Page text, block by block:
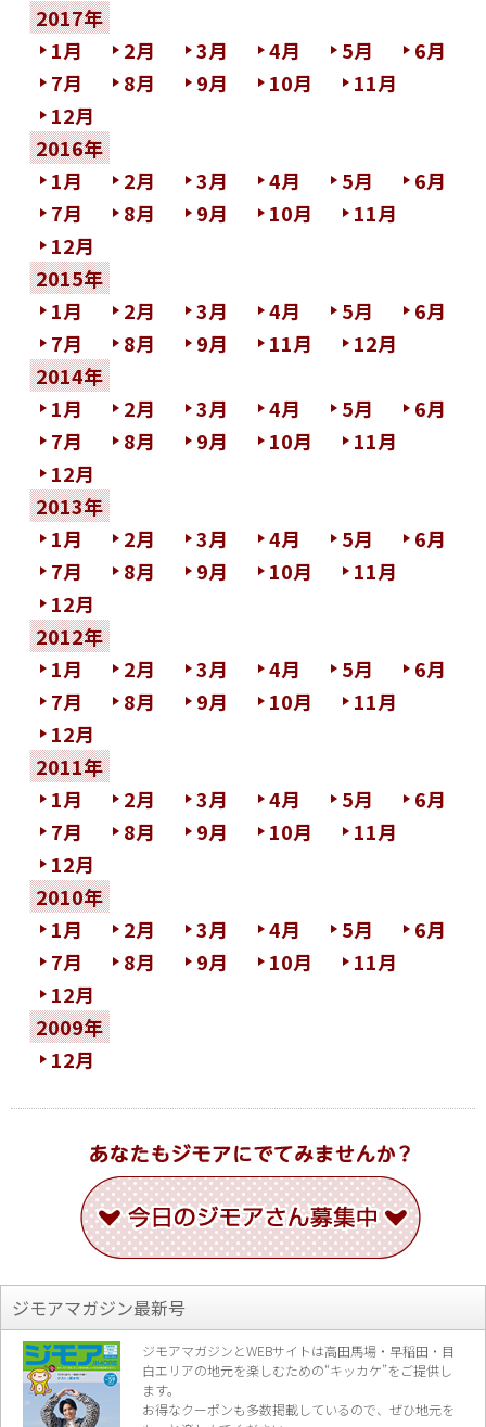
2017年
1月
2月 3月 4月 5月
6月
7月
8月 9月 10月
11月
12月
2016年
1月
2月 3月 4月 5月
6月
7月
8月 9月 10月
11月
12月
2015年
1月
2月 3月 4月 5月
6月
7月
8月 9月 11月
12月
2014年
1月
2月 3月 4月 5月
6月
7月
8月 9月 10月
11月
12月
2013年
1月
2月 3月 4月 5月
6月
7月
8月 9月 10月
11月
12月
2012年
1月
2月 3月 4月 5月
6月
7月
8月 9月 10月
11月
12月
2011年
1月
2月 3月 4月 5月
6月
7月
8月 9月 10月
11月
12月
2010年
1月
2月 3月 4月 5月
6月
7月
8月 9月 10月
11月
12月
2009年
12月
ジモアマガジン最新号
ジモアマガジンとWEBサイトは高田馬場・早稲田・目
白エリアの地元を楽しむための“キッカケ”をご提供し
ます。
お得なクーポンも多数掲載しているので、 ぜひ地元を